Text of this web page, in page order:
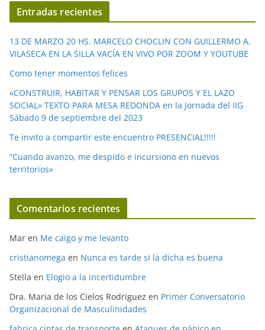
í
d
e
o
Entradas recientes
13 DE MARZO 20 HS. MARCELO CHOCLIN CON GUILLERMO A.
VILASECA EN LA SILLA VACÍA EN VIVO POR ZOOM Y YOUTUBE
Como tener momentos felices
«CONSTRUIR, HABITAR Y PENSAR LOS GRUPOS Y EL LAZO
SOCIAL» TEXTO PARA MESA REDONDA en la Jornada del IIG
Sábado 9 de septiembre del 2023
Te invito a compartir este encuentro PRESENCIAL!!!!!
“Cuando avanzo, me despido e incursiono en nuevos
territorios»
Comentarios recientes
Mar en Me caigo y me levanto
cristianomega en Nunca es tarde si la dicha es buena
Stella en Elogio a la incertidumbre
Dra. Maria de los Cielos Rodriguez en Primer Conversatorio
Organizacional de Masculinidades